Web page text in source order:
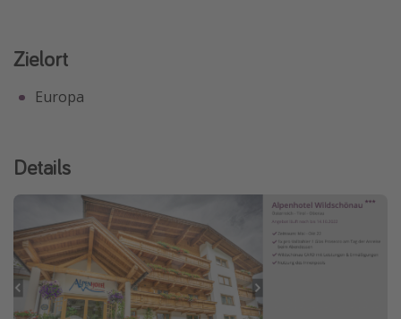
Silvesterreisen
Last Minute Urlaub Mallorca
Zielort
Europa
Details